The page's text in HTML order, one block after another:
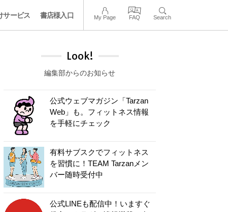
サービス 書店様入口 My Page FAQ Search
Look!
編集部からのお知らせ
公式ウェブマガジン「Tarzan
Web」も。フィットネス情報
を手軽にチェック
有料サブスクでフィットネス
を習慣に！TEAM Tarzanメン
バー随時受付中
公式LINEも配信中！いますぐ